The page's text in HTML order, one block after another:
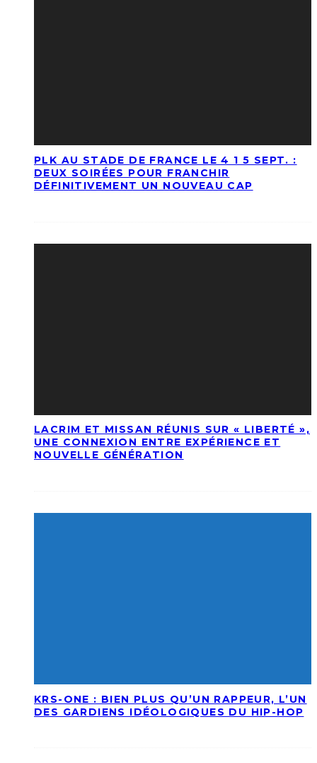
PLK AU STADE DE FRANCE LE 4 1 5 SEPT. :
DEUX SOIRÉES POUR FRANCHIR
DÉFINITIVEMENT UN NOUVEAU CAP
LACRIM ET MISSAN RÉUNIS SUR « LIBERTÉ »,
UNE CONNEXION ENTRE EXPÉRIENCE ET
NOUVELLE GÉNÉRATION
KRS-ONE : BIEN PLUS QU’UN RAPPEUR, L’UN
DES GARDIENS IDÉOLOGIQUES DU HIP-HOP